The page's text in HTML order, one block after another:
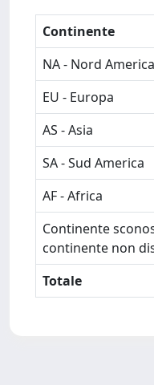
Continente
NA - Nord America
EU - Europa
AS - Asia
SA - Sud America
AF - Africa
Continente
continente non
Totale